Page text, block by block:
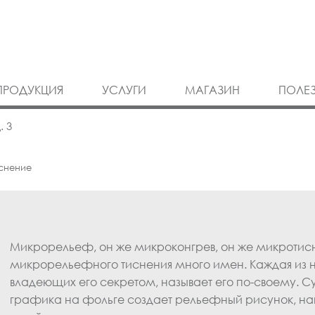
УСЛУГИ МАГАЗИН
3
Микрорельеф, он же микроконгрев, он же
микрорельефного тиснения много имен. Каждая из
владеющих его секретом, называет его по-своему.
графика на фольге создает рельефный рисунок,